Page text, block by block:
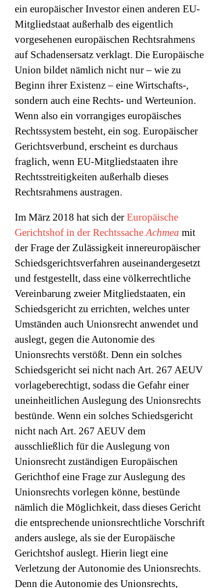
ein europäischer Investor einen anderen EU-
Mitgliedstaat außerhalb des eigentlich
vorgesehenen europäischen Rechtsrahmens
auf Schadensersatz verklagt. Die Europäische
Union bildet nämlich nicht nur – wie zu
Beginn ihrer Existenz – eine Wirtschafts-,
sondern auch eine Rechts- und Werteunion.
Wenn also ein vorrangiges europäisches
Rechtssystem besteht, ein sog. Europäischer
Gerichtsverbund, erscheint es durchaus
fraglich, wenn EU-Mitgliedstaaten ihre
Rechtsstreitigkeiten außerhalb dieses
Rechtsrahmens austragen.
Im März 2018 hat sich der Europäische
Gerichtshof in der RechtssacheAchmea mit
der Frage der Zulässigkeit innereuropäischer
Schiedsgerichtsverfahren auseinandergesetzt
und festgestellt, dass eine völkerrechtliche
Vereinbarung zweier Mitgliedstaaten, ein
Schiedsgericht zu errichten, welches unter
Umständen auch Unionsrecht anwendet und
auslegt, gegen die Autonomie des
Unionsrechts verstößt. Denn ein solches
Schiedsgericht sei nicht nach Art. 267 AEUV
vorlageberechtigt, sodass die Gefahr einer
uneinheitlichen Auslegung des Unionsrechts
bestünde. Wenn ein solches Schiedsgericht
nicht nach Art. 267 AEUV dem
ausschließlich für die Auslegung von
Unionsrecht zuständigen Europäischen
Gerichthof eine Frage zur Auslegung des
Unionsrechts vorlegen könne, bestünde
nämlich die Möglichkeit, dass dieses Gericht
die entsprechende unionsrechtliche Vorschrift
anders auslege, als sie der Europäische
Gerichtshof auslegt. Hierin liegt eine
Verletzung der Autonomie des Unionsrechts.
Denn die Autonomie des Unionsrechts,